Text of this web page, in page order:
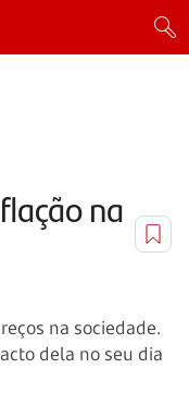
na
na sociedade.
dela no seu dia